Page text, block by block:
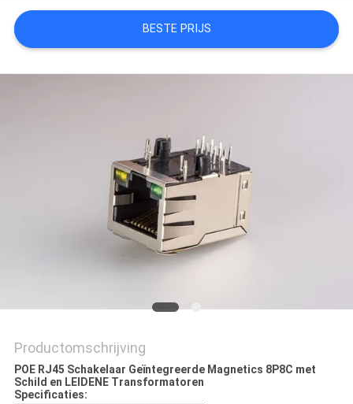
BESTE PRIJS
Productomschrijving
POE RJ45 Schakelaar Geïntegreerde Magnetics 8P8C met
Schild en LEIDENE Transformatoren
Specificaties: